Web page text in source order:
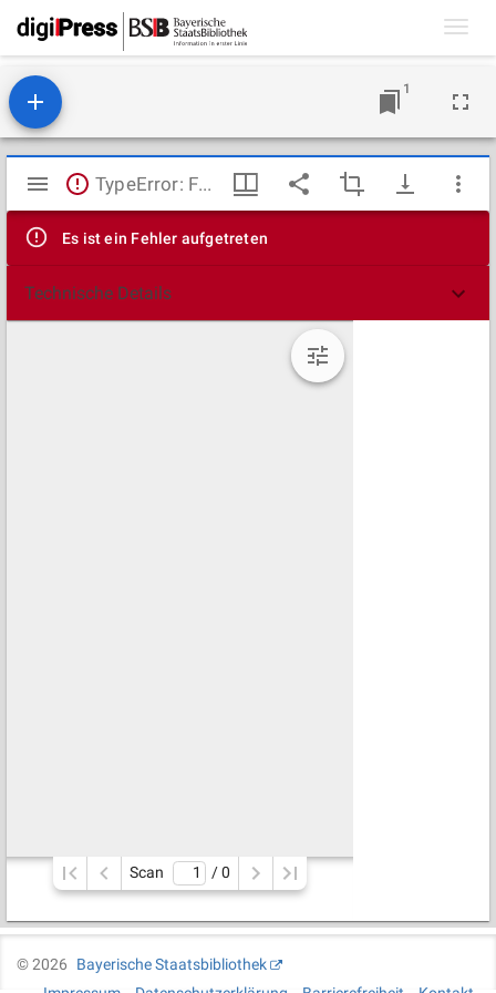
1
Mirador
Viewer
TypeError: Failed to fetch
Es ist ein Fehler aufgetreten
Technische Details
Scan / 0
©2026
Bayerische Staatsbibliothek